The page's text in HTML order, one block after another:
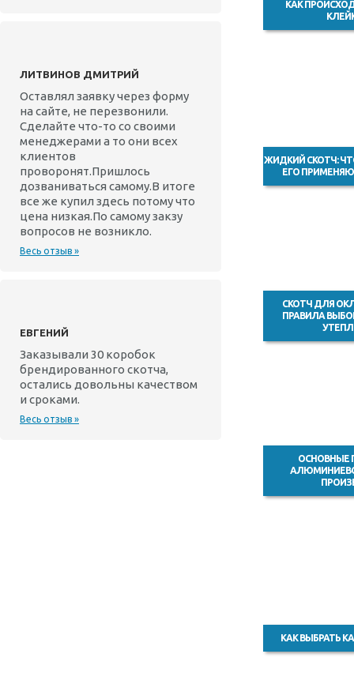
ЛИТВИНОВ ДМИТРИЙ
Оставлял заявку через форму
на сайте, не перезвонили.
Сделайте что-то со своими
менеджерами а то они всех
клиентов
проворонят.Пришлось
дозваниваться самому.В итоге
все же купил здесь потому что
цена низкая.По самому закзу
вопросов не возникло.
Весь отзыв »
ЕВГЕНИЙ
Заказывали 30 коробок
брендированного скотча,
остались довольны качеством
и сроками.
Весь отзыв »
КАК
ЖИДКИЙ СКОТЧ:
ЕГО
СКОТЧ ДЛЯ
ПРАВИЛА
ОСНОВНЫЕ
КАК ВЫБРАТЬ